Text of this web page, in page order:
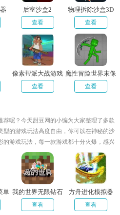
后室沙盒2
查看
物理拆除沙盒3D
查看
像素帮派大战游戏
查看
魔性冒险世界末像
素
查看
荐呢？今天甜豆网的小编为大家整理了多款
型的游戏玩法高度自由，你可以在神秘的沙
的游戏玩法，每一款游戏都十分火爆，感兴
单 我的世界无限钻石
版
查看
方舟进化模拟器
查看